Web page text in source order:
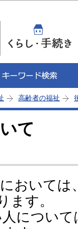
高齢者の福祉
て
おいては
ます。
について